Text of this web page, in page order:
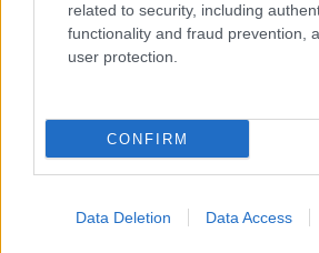
related to security, including
functionality and fraud prevention,
user protection.
CONFIRM
Data Deletion Data Access